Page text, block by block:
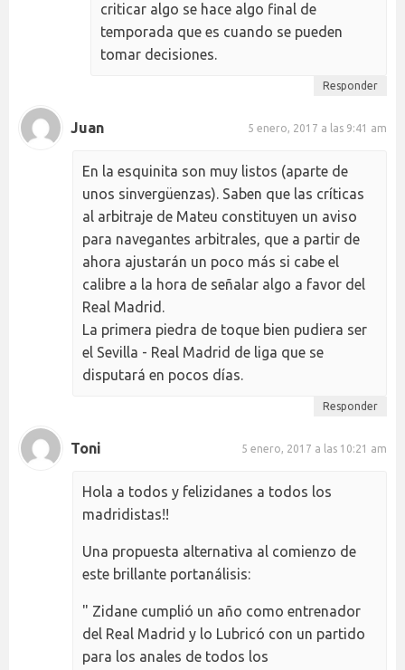
criticar algo se hace algo final de
temporada que es cuando se pueden
tomar decisiones.
Responder
Juan 5 enero, 2017 a las 9:41 am
En la esquinita son muy listos (aparte de
unos sinvergüenzas). Saben que las críticas
al arbitraje de Mateu constituyen un aviso
para navegantes arbitrales, que a partir de
ahora ajustarán un poco más si cabe el
calibre a la hora de señalar algo a favor del
Real Madrid.
La primera piedra de toque bien pudiera ser
el Sevilla - Real Madrid de liga que se
disputará en pocos días.
Responder
Toni 5 enero, 2017 a las 10:21 am
Hola a todos y felizidanes a todos los
madridistas!!
Una propuesta alternativa al comienzo de
este brillante portanálisis:
" Zidane cumplió un año como entrenador
del Real Madrid y lo Lubricó con un partido
para los anales de todos los